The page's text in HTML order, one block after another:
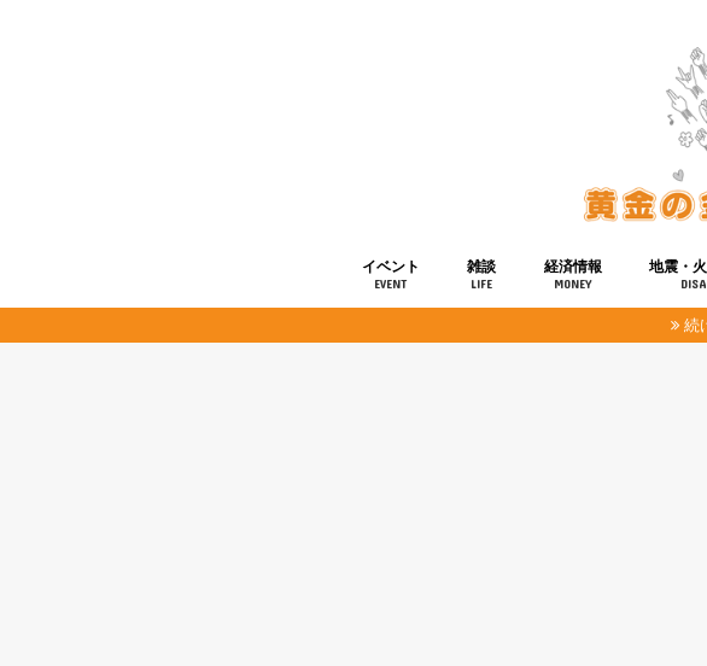
イベント
EVENT
雑談
LIFE
経済情報
MONEY
地震・
続